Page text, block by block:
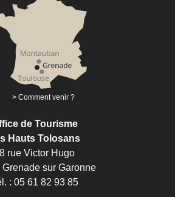
Comment venir ?
de Tourisme
Hauts Tolosans
rue Victor Hugo
sur Garonne
: 05 61 82 93 85